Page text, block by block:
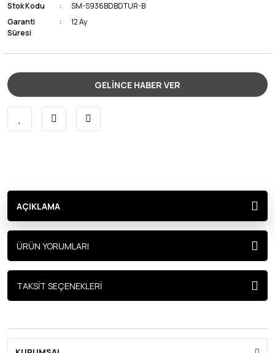
Stok Kodu
SM-S936BDBDTUR-B
Garanti
Süresi
12 Ay
GELİNCE HABER VER
AÇIKLAMA
ÜRÜN YORUMLARI
TAKSİT SEÇENEKLERİ